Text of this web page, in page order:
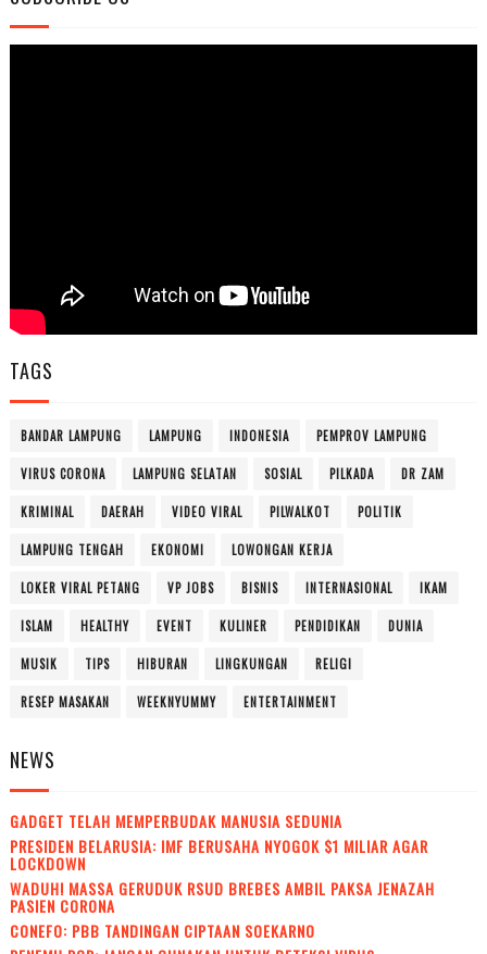
TAGS
BANDAR LAMPUNG LAMPUNG INDONESIA PEMPROV LAMPUNG
VIRUS CORONA LAMPUNG SELATAN SOSIAL PILKADA DR ZAM
KRIMINAL DAERAH VIDEO VIRAL PILWALKOT POLITIK
LAMPUNG TENGAH EKONOMI LOWONGAN KERJA
LOKER VIRAL PETANG VP JOBS BISNIS INTERNASIONAL IKAM
ISLAM HEALTHY EVENT KULINER PENDIDIKAN DUNIA
MUSIK TIPS HIBURAN LINGKUNGAN RELIGI
RESEP MASAKAN WEEKNYUMMY ENTERTAINMENT
NEWS
GADGET TELAH MEMPERBUDAK MANUSIA SEDUNIA
PRESIDEN BELARUSIA: IMF BERUSAHA NYOGOK $1 MILIAR AGAR
LOCKDOWN
WADUH! MASSA GERUDUK RSUD BREBES AMBIL PAKSA JENAZAH
PASIEN CORONA
CONEFO: PBB TANDINGAN CIPTAAN SOEKARNO